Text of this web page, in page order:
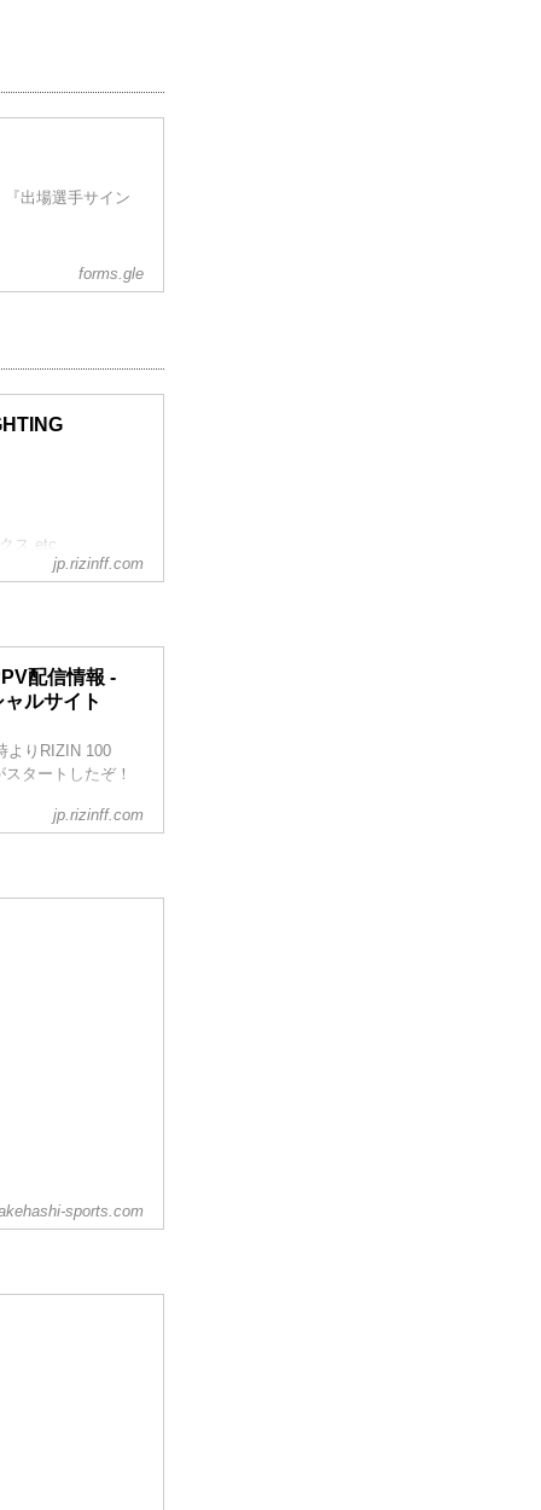
出場選手サイン
forms.gle
ス etc.
ィシャルサイト
トが行き交う、
jp.rizinff.com
配信情報 -
ルサイト
よりRIZIN 100
タートしたぞ！
金）23:59まで販
ありで試合を見
jp.rizinff.com
sports.com